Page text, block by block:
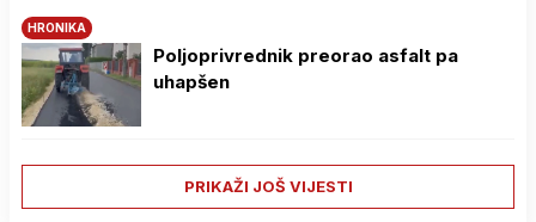
HRONIKA
Poljoprivrednik preorao asfalt pa
uhapšen
PRIKAŽI JOŠ VIJESTI